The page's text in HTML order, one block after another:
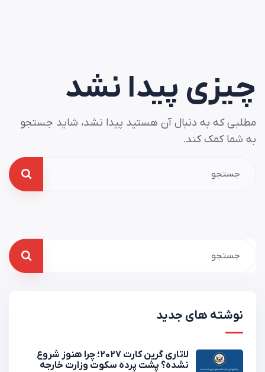
چیزی پیدا نشد
مطلبی که به دنبال آن هستید پیدا نشد، شاید جستجو
به شما کمک کند.
نوشته های جدید
لاتاری گرین کارت 2027؛ چرا هنوز شروع
نشده؟ پشت پرده سکوت وزارت خارجه